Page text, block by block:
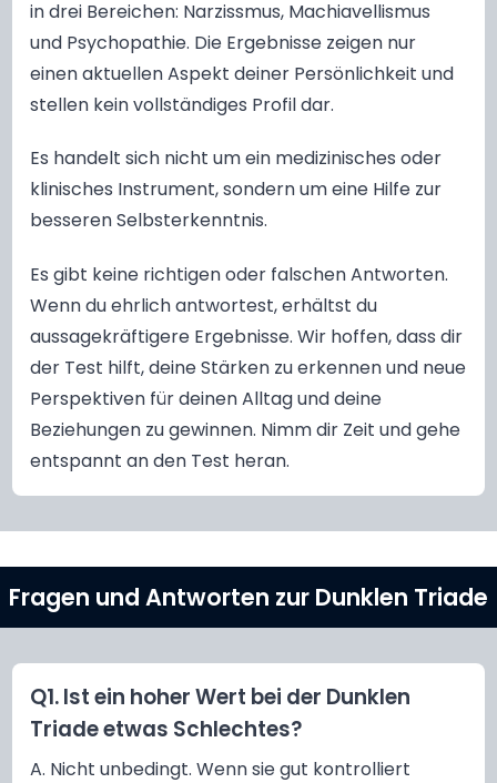
in drei Bereichen: Narzissmus, Machiavellismus
und Psychopathie. Die Ergebnisse zeigen nur
einen aktuellen Aspekt deiner Persönlichkeit und
stellen kein vollständiges Profil dar.
Es handelt sich nicht um ein medizinisches oder
klinisches Instrument, sondern um eine Hilfe zur
besseren Selbsterkenntnis.
Es gibt keine richtigen oder falschen Antworten.
Wenn du ehrlich antwortest, erhältst du
aussagekräftigere Ergebnisse. Wir hoffen, dass dir
der Test hilft, deine Stärken zu erkennen und neue
Perspektiven für deinen Alltag und deine
Beziehungen zu gewinnen. Nimm dir Zeit und gehe
entspannt an den Test heran.
Fragen und Antworten zur Dunklen Triade
Q1. Ist ein hoher Wert bei der Dunklen
Triade etwas Schlechtes?
A. Nicht unbedingt. Wenn sie gut kontrolliert